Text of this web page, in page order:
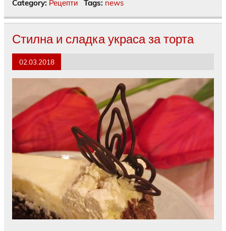
Category: Рецепти Tags: news
Стилна и сладка украса за торта
02.03.2018